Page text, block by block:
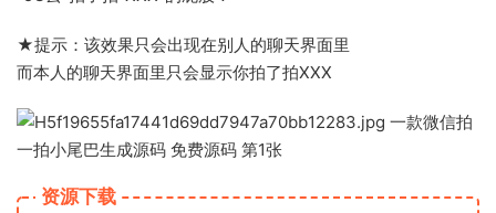
★提示：该效果只会出现在别人的聊天界面里
而本人的聊天界面里只会显示你拍了拍XXX
资源下载